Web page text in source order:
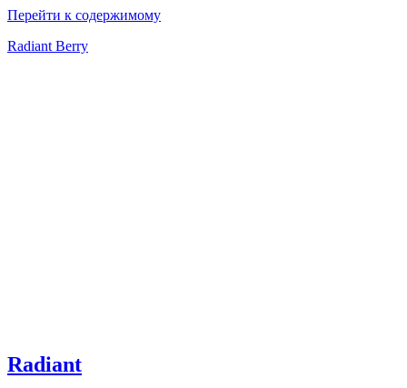
Перейти к содержимому
Radiant Berry
Radiant